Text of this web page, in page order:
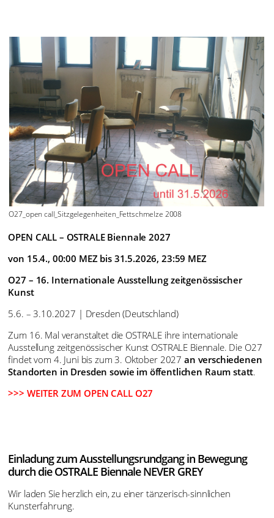
O27_open call_Sitzgelegenheiten_Fettschmelze 2008
OPEN CALL – OSTRALE Biennale 2027
von 15.4., 00:00 MEZ bis 31.5.2026, 23:59 MEZ
O27 – 16. Internationale Ausstellung zeitgenössischer
Kunst
5.6. – 3.10.2027 | Dresden (Deutschland)
Zum 16. Mal veranstaltet die OSTRALE ihre internationale
Ausstellung zeitgenössischer Kunst OSTRALE Biennale. Die O27
findet vom 4. Juni bis zum 3. Oktober 2027 an verschiedenen
Standorten in Dresden sowie im öffentlichen Raum statt.
>>> WEITER ZUM OPEN CALL O27